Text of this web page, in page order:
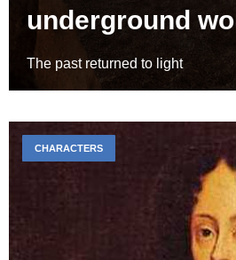
underground
The past returned to light
CHARACTERS